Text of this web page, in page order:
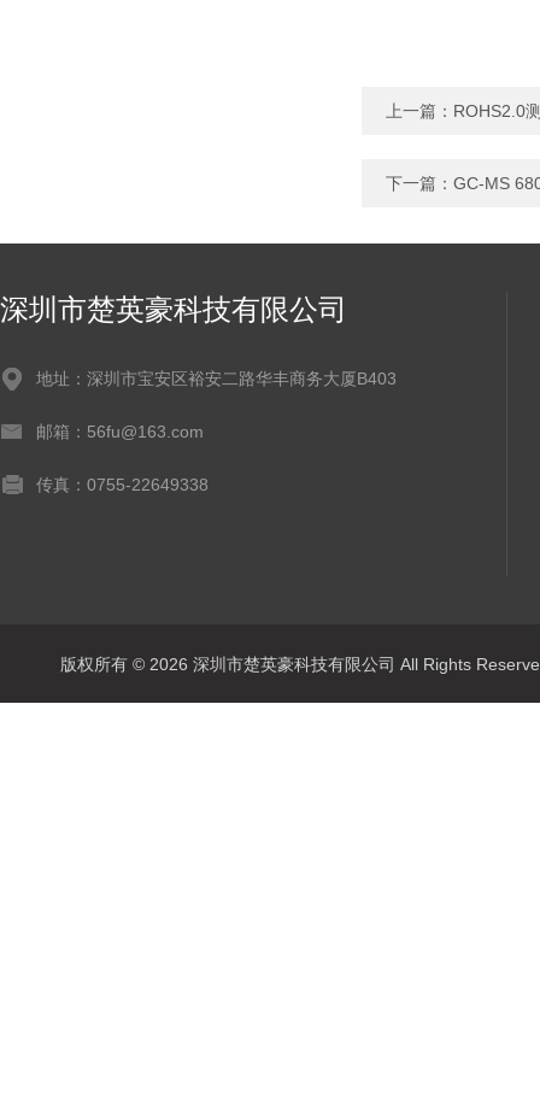
上一篇： ROHS2.0
下一篇： GC-MS
深圳市楚英豪科技有限公司
地址：深圳市宝安区裕安二路华丰商务大厦B403
邮箱：56fu@163.com
传真：0755-22649338
版权所有 © 2026 深圳市楚英豪科技有限公司 All Rights